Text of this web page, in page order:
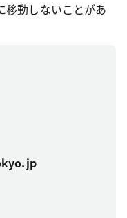
移動しないことがあ